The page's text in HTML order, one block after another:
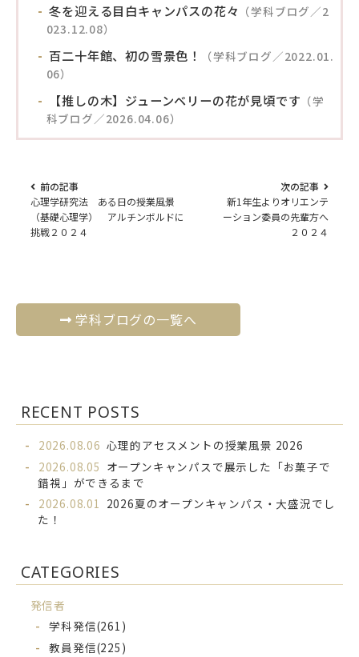
冬を迎える目白キャンパスの花々 （学科ブログ／2
023.12.08）
百二十年館、初の雪景色！
（学科ブログ／2022.01.
06）
【推しの木】ジューンベリーの花が見頃です （学
科ブログ／2026.04.06）
前の記事
心理学研究法 ある日の授業風景
（基礎心理学） アルチンボルドに
挑戦２０２４
次の記事
新1年生よりオリエンテ
ーション委員の先輩方へ
２０２４
学科ブログの一覧へ
RECENT POSTS
2026.08.06 心理的アセスメントの授業風景 2026
2026.08.05 オープンキャンパスで展示した「お菓子で
錯視」ができるまで
2026.08.01 2026夏のオープンキャンパス・大盛況でし
た！
CATEGORIES
発信者
学科発信(261)
教員発信(225)